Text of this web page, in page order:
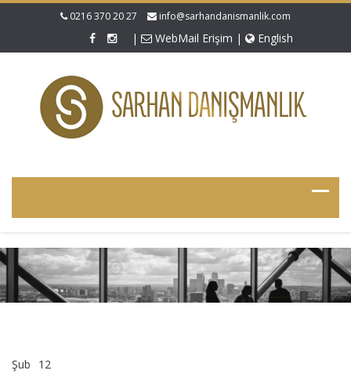
0216 370 20 27 info@sarhandanismanlik.com
| WebMail Erişim | English
Şub 12